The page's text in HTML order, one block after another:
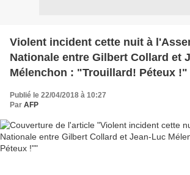
Violent incident cette nuit à
Nationale entre Gilbert Collard et
Mélenchon : "Trouillard! Péteux !"
Publié le 22/04/2018 à 10:27
Par AFP